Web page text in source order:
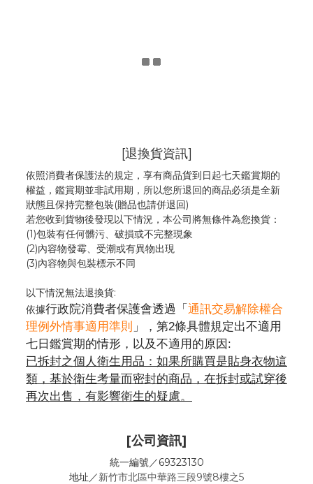
[退換貨資訊]
依照消費者保護法的規定，享有商品貨到日起七天鑑賞期的
權益，鑑賞期並非試用期，所以您所退回的商品必須是全新
狀態且保持完整包裝(贈品也請併退回)
若您收到貨物後發現以下情況，本公司將無條件為您換貨：
(1)包裝有任何髒污、破損或不完整現象
(2)內容物發霉、 受潮或有異物出現
(3)內容物與包裝標示不同
以下情況無法退換貨:
依據行政院消費者保護會透過「 通訊交易解除權合
理例外情事適用準則 」，第2條具體規定出不適用
七日鑑賞期的情形，以及不適用的原因:
已拆封之個人衛生用品：如果所購買是貼身衣物這
類，基於衛生考量而密封的商品，在拆封或試穿後
再次出售，有影響衛生的疑慮。
[公司資訊]
統一編號／69323130
地址／新竹市北區中華路三段9號8樓之5